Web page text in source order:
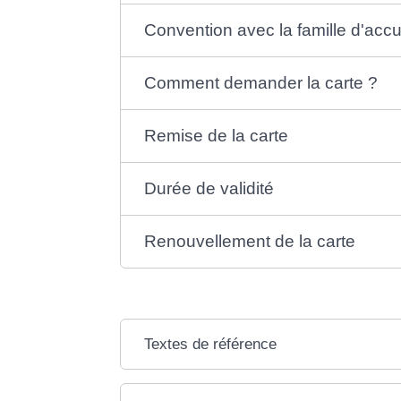
Convention avec la famille
Comment demander la carte ?
Remise de la carte
Durée de validité
Renouvellement de la carte
Textes de référence